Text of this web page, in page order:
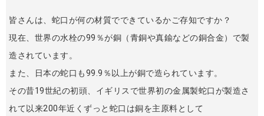
皆さんは、蛇口が何の材質でできているかご存知ですか？
現在、世界の水栓の99％が銅（青銅や真鍮などの銅合金）で製
造されています。
また、日本の蛇口も99.9％以上が銅で造られています。
その昔19世紀の初頭、イギリスで世界初の金属製蛇口が製造さ
れて以来200年近くずっと蛇口は銅を主原料として